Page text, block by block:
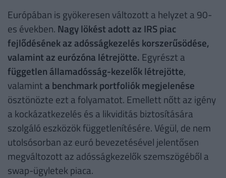
Európában is gyökeresen változott a helyzet a 90-
es években. Nagy lökést adott az IRS piac
fejlődésének az adósságkezelés korszerűsödése,
valamint az eurózóna létrejötte. Egyrészt a
független államadósság-kezelők létrejötte,
valaminta benchmark portfoliók megjelenése
ösztönözte ezt a folyamatot. Emellett nőtt az igény
a kockázatkezelés és a likviditás biztosítására
szolgáló eszközök függetlenítésére. Végül, de nem
utolsósorban az euró bevezetésével jelentősen
megváltozott az adósságkezelők szemszögéből a
swap-ügyletek piaca.